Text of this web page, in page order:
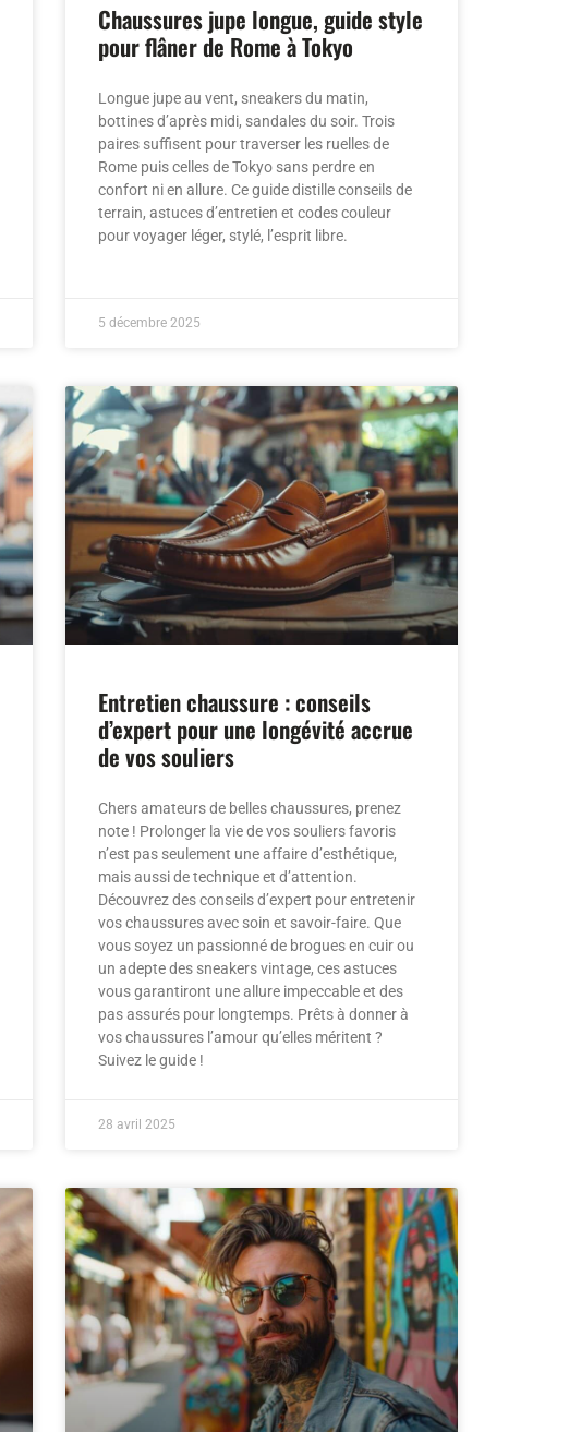
Chaussures jupe longue, guide style
pour flâner de Rome à Tokyo
Longue jupe au vent, sneakers du matin,
bottines d’après midi, sandales du soir. Trois
paires suffisent pour traverser les ruelles de
Rome puis celles de Tokyo sans perdre en
confort ni en allure. Ce guide distille conseils de
terrain, astuces d’entretien et codes couleur
pour voyager léger, stylé, l’esprit libre.
5 décembre 2025
Entretien chaussure : conseils
d’expert pour une longévité accrue
de vos souliers
Chers amateurs de belles chaussures, prenez
note ! Prolonger la vie de vos souliers favoris
n’est pas seulement une affaire d’esthétique,
mais aussi de technique et d’attention.
Découvrez des conseils d’expert pour entretenir
vos chaussures avec soin et savoir-faire. Que
vous soyez un passionné de brogues en cuir ou
un adepte des sneakers vintage, ces astuces
vous garantiront une allure impeccable et des
pas assurés pour longtemps. Prêts à donner à
vos chaussures l’amour qu’elles méritent ?
Suivez le guide !
28 avril 2025